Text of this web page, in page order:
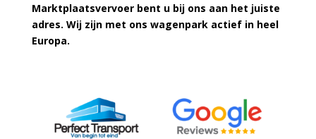
Marktplaatsvervoer bent u bij ons aan het juiste
adres. Wij zijn met ons wagenpark actief in heel
Europa.